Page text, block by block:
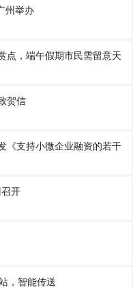
州举办
点，端午假期市民需留意天
贺信
《支持小微企业融资的若干
开
，智能传送